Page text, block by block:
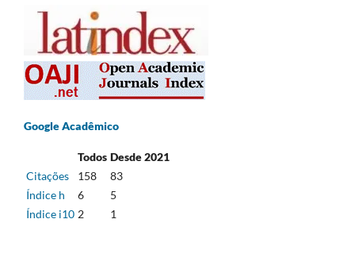
Google Acadêmico
Todos Desde 2021
Citações
158
83
Índice h
6
5
Índice i10 2 1